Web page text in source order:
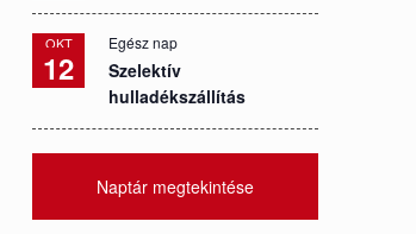
OKT
12
Egész nap
Szelektív
hulladékszállítás
Naptár megtekintése